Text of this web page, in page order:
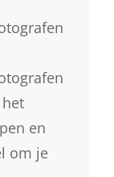
en
om je